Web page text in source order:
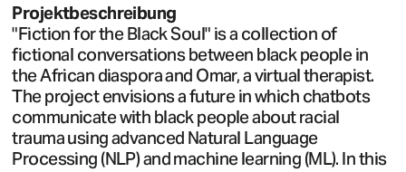
Projektbeschreibung
"Fiction for the Black Soul" is a collection of
fictional conversations between black people in
the African diaspora and Omar, a virtual therapist.
The project envisions a future in which chatbots
communicate with black people about racial
trauma using advanced Natural Language
Processing (NLP) and machine learning (ML). In this